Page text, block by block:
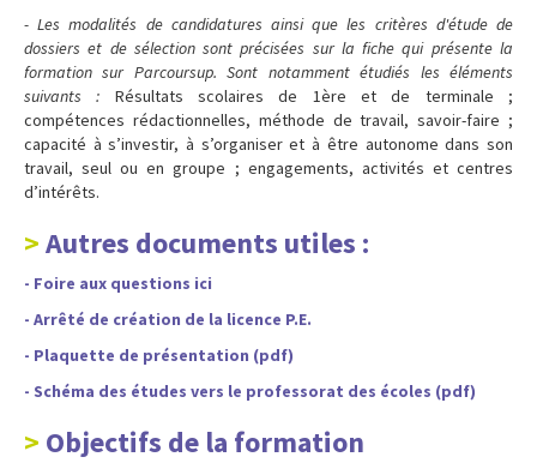
- Les modalités de candidatures ainsi que les critères d'étude de
dossiers et de sélection sont précisées sur la fiche qui présente la
formation sur Parcoursup. Sont notamment étudiés les éléments
suivants : Résultats scolaires de 1ère et de terminale ;
compétences rédactionnelles, méthode de travail, savoir-faire ;
capacité à s’investir, à s’organiser et à être autonome dans son
travail, seul ou en groupe ; engagements, activités et centres
d’intérêts.
Autres documents utiles :
- Foire aux questions ici
- Arrêté de création de la licence P.E.
- Plaquette de présentation (pdf)
- Schéma des études vers le professorat des écoles (pdf)
Objectifs de la formation